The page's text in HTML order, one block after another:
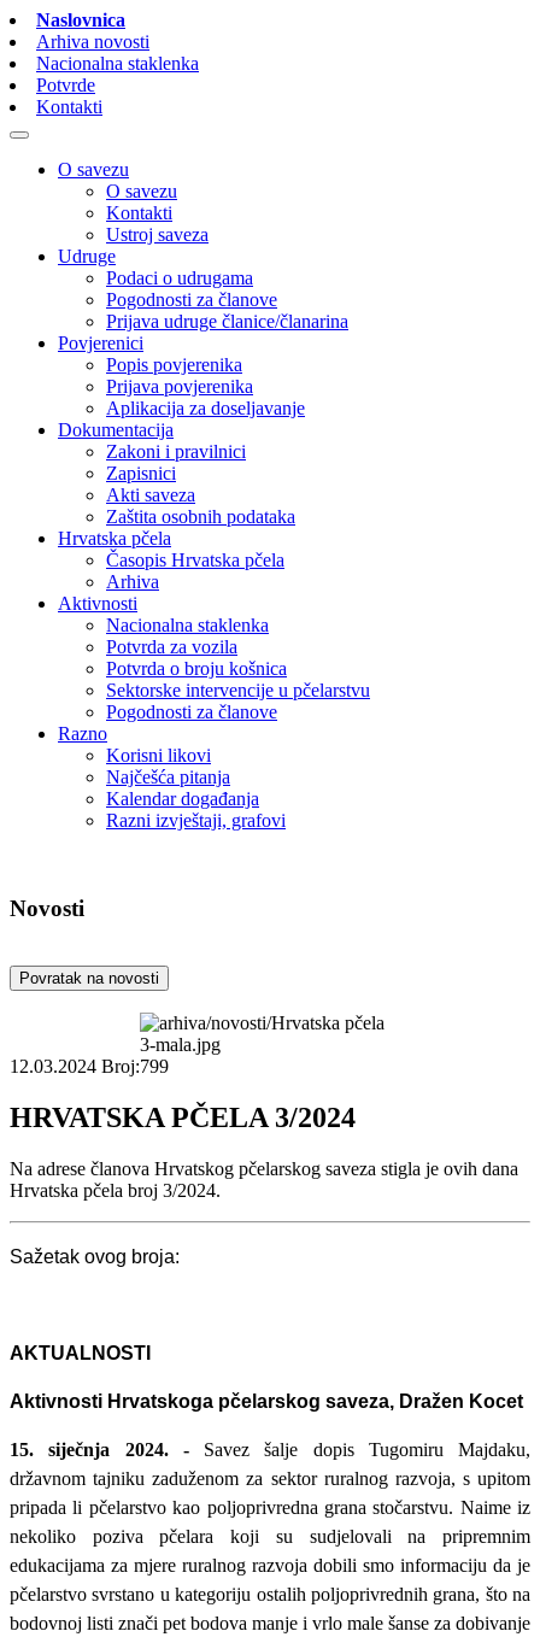
Naslovnica
Arhiva novosti
Nacionalna staklenka
Potvrde
Kontakti
O savezu
O savezu
Kontakti
Ustroj saveza
Udruge
Podaci o udrugama
Pogodnosti za članove
Prijava udruge članice/članarina
Povjerenici
Popis povjerenika
Prijava povjerenika
Aplikacija za doseljavanje
Dokumentacija
Zakoni i pravilnici
Zapisnici
Akti saveza
Zaštita osobnih podataka
Hrvatska pčela
Časopis Hrvatska pčela
Arhiva
Aktivnosti
Nacionalna staklenka
Potvrda za vozila
Potvrda o broju košnica
Sektorske intervencije u pčelarstvu
Pogodnosti za članove
Razno
Korisni likovi
Najčešća pitanja
Kalendar događanja
Razni izvještaji, grafovi
Novosti
Povratak na novosti
12.03.2024 Broj:799
HRVATSKA PČELA 3/2024
Na adrese članova Hrvatskog pčelarskog saveza stigla je ovih dana
Hrvatska pčela broj 3/2024.
Sažetak ovog broja:
AKTUALNOSTI
Aktivnosti Hrvatskoga pčelarskog saveza, Dražen Kocet
15. siječnja 2024. -Savez šalje dopis Tugomiru Majdaku,
državnom tajniku zaduženom za sektor ruralnog razvoja, s upitom
pripada li pčelarstvo kao poljoprivredna grana stočarstvu. Naime iz
nekoliko poziva pčelara koji su sudjelovali na pripremnim
edukacijama za mjere ruralnog razvoja dobili smo informaciju da je
pčelarstvo svrstano u kategoriju ostalih poljoprivrednih grana, što na
bodovnoj listi znači pet bodova manje i vrlo male šanse za dobivanje